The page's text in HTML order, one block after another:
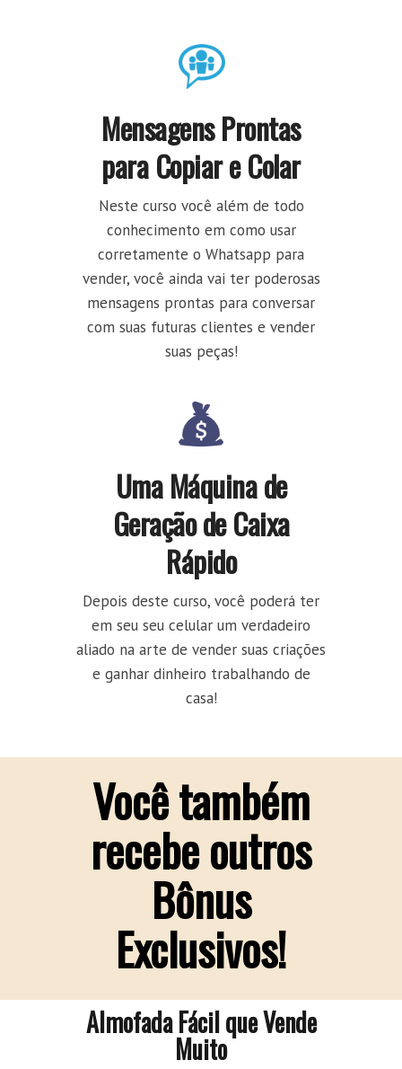
Mensagens Prontas
para Copiar e Colar
Neste curso você além de todo
conhecimento em como usar
corretamente o Whatsapp para
vender, você ainda vai ter poderosas
mensagens prontas para conversar
com suas futuras clientes e vender
suas peças!
Uma Máquina de
Geração de Caixa
Rápido
Depois deste curso, você poderá ter
em seu seu celular um verdadeiro
aliado na arte de vender suas criações
e ganhar dinheiro trabalhando de
casa!
Você também
recebe outros
Bônus
Exclusivos!
Almofada Fácil que Vende
Muito